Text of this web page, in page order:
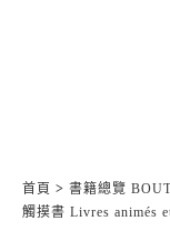
首頁 > 書籍總覽
觸摸書 Livres animés